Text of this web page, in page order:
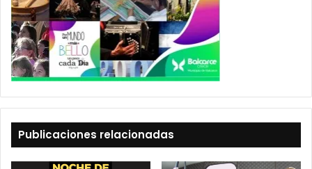
Publicaciones relacionadas